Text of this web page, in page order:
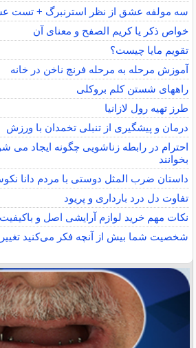
سه مولفه عشق از نظر استرنبرگ + تست
خواص ذکر یا کریم الصفح و معنای آن
تقویم مایا چیست؟
آموزش مرحله به مرحله فرنچ ناخن در خانه
راههای شستن کلم بروکلی
طرز تهیه رول لازانیا
درمان و پیشگیری از تنبلی تخمدان با ورزش
احترام در رابطه زناشویی چگونه ایجاد می
بخوانند
داستان ضرب المثل دوستی با مردم دانا
تفاوت دل درد بارداری و پریود
نکات مهم خرید لوازم آرایشی اصل و باکیفیت
شخصیت شما بیش از آنچه فکر می‌کنید